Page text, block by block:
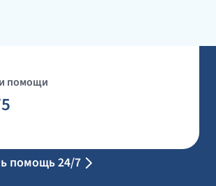
помощи
помощь 24/7